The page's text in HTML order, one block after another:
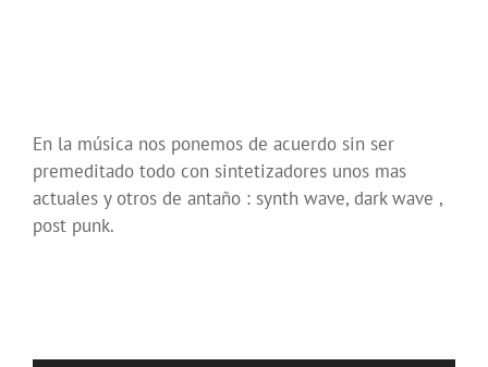
En la música nos ponemos de acuerdo sin ser
premeditado todo con sintetizadores unos mas
actuales y otros de antaño : synth wave, dark wave ,
post punk.